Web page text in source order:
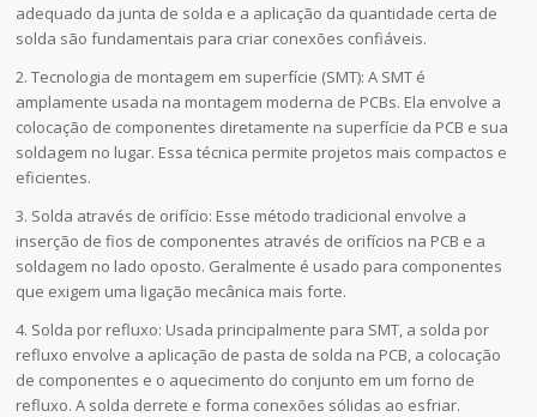
adequado da junta de solda e a aplicação da quantidade certa de
solda são fundamentais para criar conexões confiáveis.
2. Tecnologia de montagem em superfície (SMT): A SMT é
amplamente usada na montagem moderna de PCBs. Ela envolve a
colocação de componentes diretamente na superfície da PCB e sua
soldagem no lugar. Essa técnica permite projetos mais compactos e
eficientes.
3. Solda através de orifício: Esse método tradicional envolve a
inserção de fios de componentes através de orifícios na PCB e a
soldagem no lado oposto. Geralmente é usado para componentes
que exigem uma ligação mecânica mais forte.
4. Solda por refluxo: Usada principalmente para SMT, a solda por
refluxo envolve a aplicação de pasta de solda na PCB, a colocação
de componentes e o aquecimento do conjunto em um forno de
refluxo. A solda derrete e forma conexões sólidas ao esfriar.